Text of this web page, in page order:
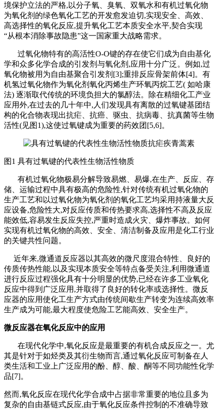
境保护立法的严格,以分子氧、臭氧、双氧水和有机过氧化物
为氧化剂的绿色氧化工艺的开发愈发迫切,实现安全、高效、
高选择性的氧化反应,提升氧化工艺本质安全水平,契合实现
“从根本消除事故隐患”这一国家重大战略需求。
过氧化物特有的高活性O-O键的存在使它们成为自由基化
学和众多化学合成的引发剂与氧化剂,应用十分广泛。例如,过
氧化物被用为自由基聚合引发剂[3];重排反应骨架前体[4]。有
机氢过氧化物作为氧化剂氧化丙烯生产环氧丙烷工艺( 如哈康
法) 逐渐取代传统的环境负担大的氯醇法。除在精细化工产业
应用外,在过去的几十年中,人们发现具有离散的过氧键基团结
构的化合物表现出抗疟、抗癌、驱虫、抗病毒、抗真菌等生物
活性(见图1),这使过氧键成为重要的药效团[5,6]。
图1 具有过氧键的代表性生物活性物质
有机过氧化物极易分解导致易燃、易爆,在生产、反应、存
储、运输过程中具有极高的危险性,针对传统有机过氧化物的
生产工艺和以过氧化物为氧化剂的氧化工艺均采用持液量大反
应设备,危险性大,对反应传质和传热要求高,选择性不高及反应
能效低,容易发生反应失控,严重时造成火灾、爆炸事故。如何
实现有机过氧化物的高效、安全、清洁制备及应用是化工行业
的关键共性问题。
近年来,微通道反应器以其高效的微尺度混合特性、良好的
传质传热性能,以及实现本质安全等特点备受关注,利用微通道
进行反应过程强化具有十分明显的优势,已经在许多工业氧化
反应中得到广泛应用,并取得了良好的转化率或选择性。微反
应器的应用使化工生产方式由传统间歇生产转变为连续高效率
生产成为可能,最大程度使危险工艺能高效、安全生产。
微反应器在氧化反应中的应用
在现代化学中,氧化反应是最重要的有机合成反应之一。尤
其是针对于如烃类及其衍生物而言,通过氧化反应可制备在人
类生活和工业上广泛应用的酚、醇、酸、酮等不同功能性化学
品[7]。
然而,氧化反应在现代化学合成中占据非常重要的地位且多为
复杂的自由基链式反应,由于氧化反应条件控制的不准确导致